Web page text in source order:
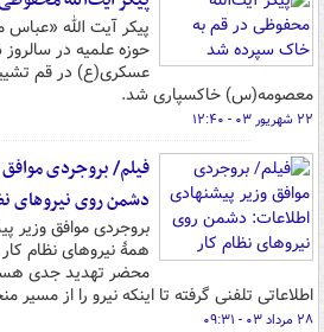
پیکر آیت الله
حوزه علمیه در
عسکری(ع) در قم
معصومه(س) خاکسپاری شد.
۲۲ شهریور ۰۳ - ۱۲:۴۰
فیلم/ بروجردی
دشمن روی نیروهای
بروجردی موافق وزیر
همۀ نیروهای نظام
محضر تهدید جدی
اطلاعاتی تلفنی گرفته تا اینکه نیرو را از مسیر
۲۸ مرداد ۰۳ - ۰۹:۳۱